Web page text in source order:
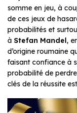
somme en jeu, à
de ces jeux de
probabilités et
à Stefan Mandel ,
d’origine roumaine
faisant confiance à
probabilité de perdre
clés de la réussite